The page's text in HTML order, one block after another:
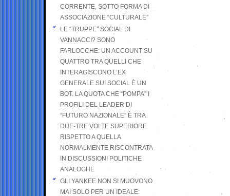
CORRENTE, SOTTO FORMA DI
ASSOCIAZIONE “CULTURALE”
LE “TRUPPE” SOCIAL DI
VANNACCI? SONO
FARLOCCHE: UN ACCOUNT SU
QUATTRO TRA QUELLI CHE
INTERAGISCONO L’EX
GENERALE SUI SOCIAL È UN
BOT. LA QUOTA CHE “POMPA” I
PROFILI DEL LEADER DI
“FUTURO NAZIONALE” È TRA
DUE-TRE VOLTE SUPERIORE
RISPETTO A QUELLA
NORMALMENTE RISCONTRATA
IN DISCUSSIONI POLITICHE
ANALOGHE
GLI YANKEE NON SI MUOVONO
MAI SOLO PER UN IDEALE: